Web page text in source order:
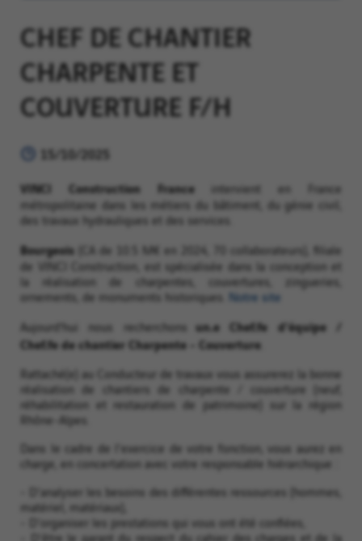
CHEF DE CHANTIER
CHARPENTE ET
COUVERTURE F/H
15/10/2025
VINCI Construction Franceintervient en France
métropolitaine dans les métiers du bâtiment, du génie civil,
des travaux hydrauliques et des services.
Bourgeois (CA de 10.5 M€ en 2024, 70 collaborateurs), filiale
de VINCI Construction, est spécialisée dans la conception et
la réalisation de charpentes, couvertures, zingueries,
ornements, de monuments historiques. Notre site
Aujourd’hui nous recherchons un.e Chef.fe d'équipe /
Chef.fe de chantier Charpente - Couverture
Rattaché(e) au Conducteur de travaux vous assurerez la bonne
réalisation de chantiers de charpente / couverture (neuf,
réhabilitation et restauration de patrimoine) sur la région
Rhône-Alpes.
Dans le cadre de l'exercice de votre fonction, vous aurez en
charge, en concertation avec votre responsable hiérarchique :
- D'analyser les besoins des différentes ressources (hommes,
matériel, matériaux),
- D'organiser les prestations qui vous ont été confiées,
- D'être le garant du respect du cahier des charges et de la